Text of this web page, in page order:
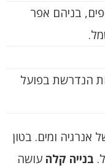
בניהם אפר
הנדרשת בפועל
אנרגיה ומים. בטון
בנייה קלה עושה